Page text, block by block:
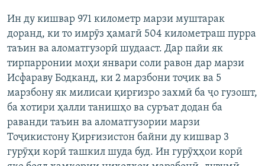
Ин ду кишвар 971 километр марзи муштарак
доранд, ки то имрӯз ҳамагӣ 504 километраш пурра
таъин ва аломатгузорӣ шудааст. Дар пайи як
тирпарронии моҳи январи соли равон дар марзи
Исфараву Бодканд, ки 2 марзбони тоҷик ва 5
марзбону як милисаи қирғизро захмӣ ба ҷо гузошт,
ба хотири ҳалли танишҳо ва суръат додан ба
раванди таъин ва аломатгузории марзи
Тоҷикистону Қирғизистон байни ду кишвар 3
гурӯҳи корӣ ташкил шуда буд. Ин гурӯҳҳои корӣ